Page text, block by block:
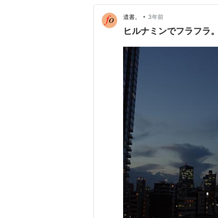
遺書。 • 3年前
ヒルナミンでフラフラ